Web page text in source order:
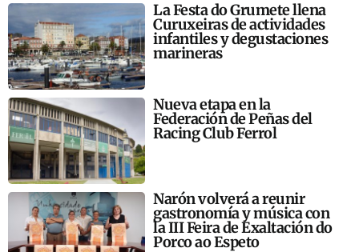
La Festa do Grumete llena
Curuxeiras de actividades
infantiles y degustaciones
marineras
Nueva etapa en la
Federación de Peñas del
Racing Club Ferrol
Narón volverá a reunir
gastronomía y música con
la III Feira de Exaltación do
Porco ao Espeto